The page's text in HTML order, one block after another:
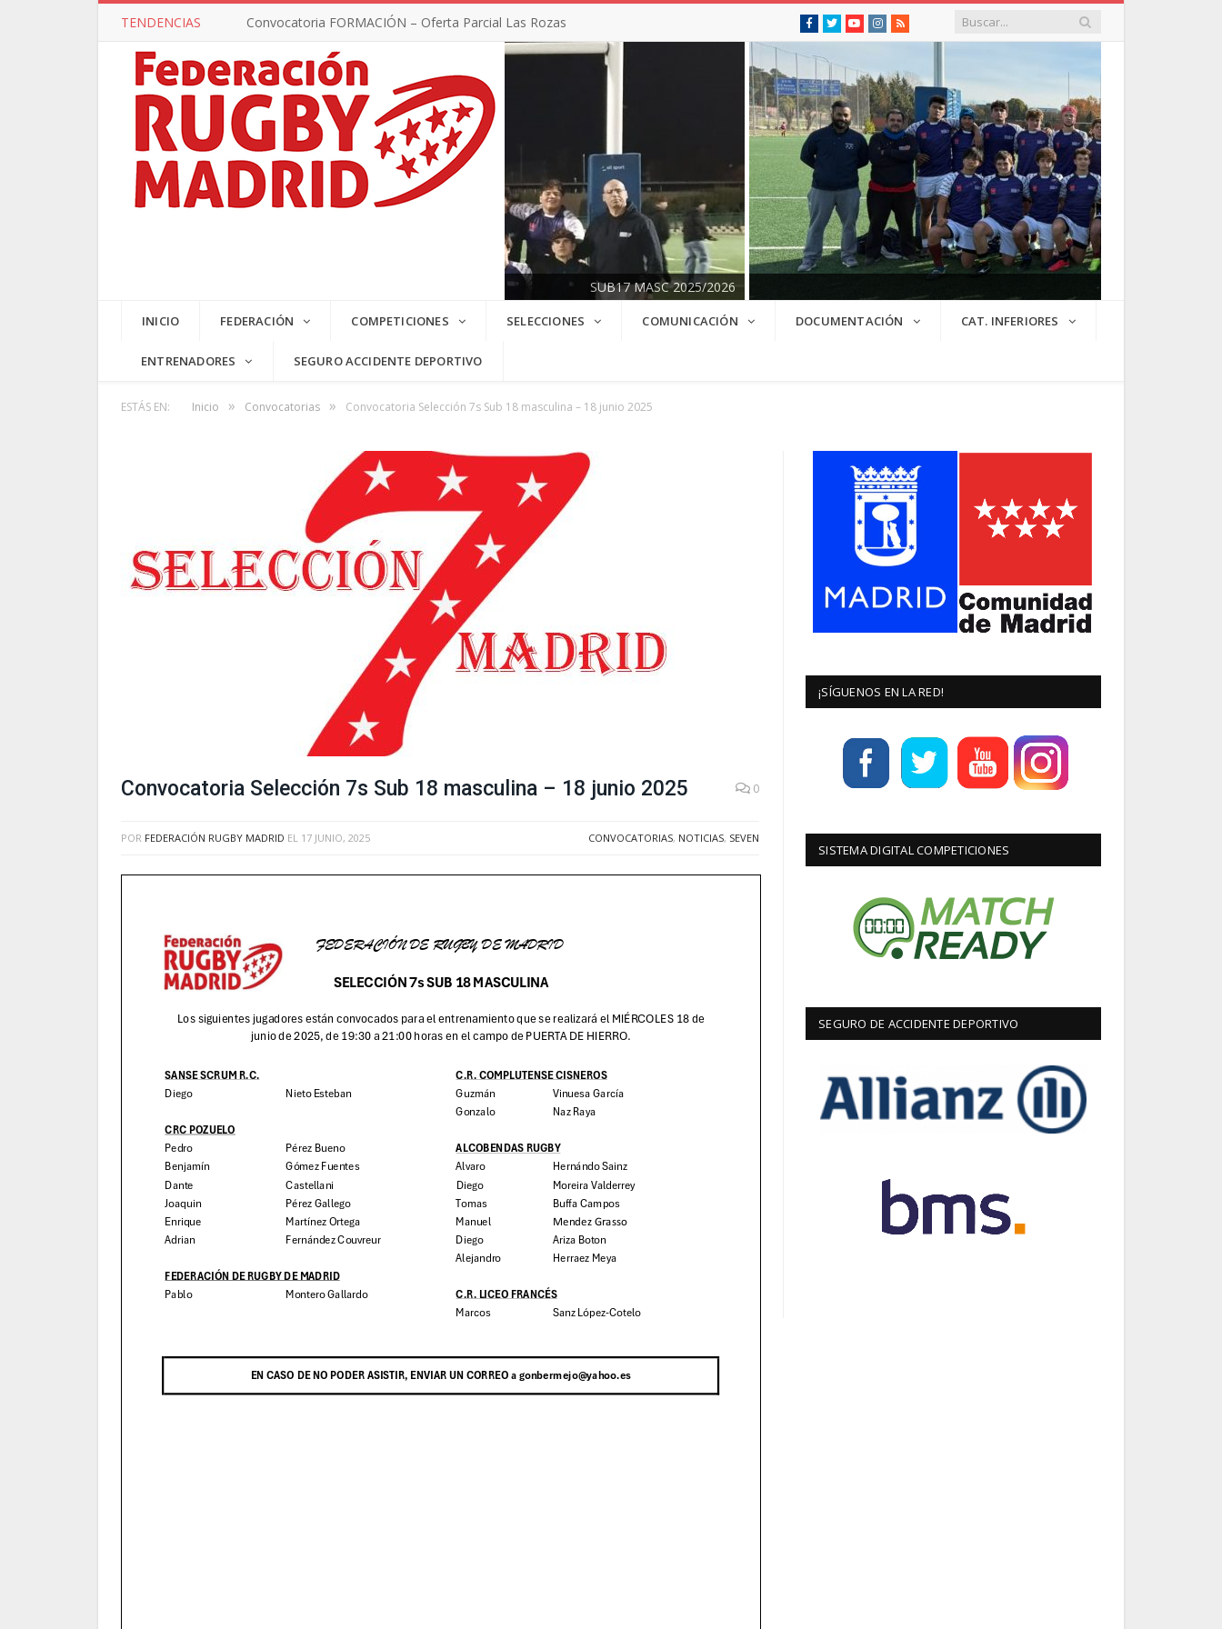
TENDENCIAS Convocatoria FORMACIÓN – Oferta Parcial Las Rozas Facebook
Twitter YoutubeInstagram
RSS
SUB17 MASC 2025/2026
INICIO FEDERACIÓN COMPETICIONES SELECCIONES COMUNICACIÓN DOCUMENTACIÓN CAT. INFERIORES
ENTRENADORES SEGURO ACCIDENTE DEPORTIVO
ESTÁS EN: Inicio » Convocatorias » Convocatoria Selección 7s Sub 18 masculina – 18 junio 2025
Convocatoria Selección 7s Sub 18 masculina – 18 junio 2025 0
POR FEDERACIÓN RUGBY MADRID EL 17 JUNIO, 2025 CONVOCATORIAS, NOTICIAS, SEVEN
¡SÍGUENOS EN LA RED!
SISTEMA DIGITAL COMPETICIONES
SEGURO DE ACCIDENTE DEPORTIVO